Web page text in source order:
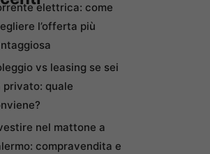
elettrica: come
l’offerta più
vs leasing se sei
privato: quale
nel mattone a
compravendita e